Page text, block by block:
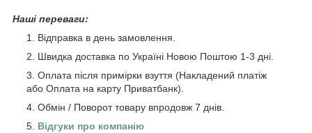
Наші переваги:
Відправка в день замовлення.
Швидка доставка по Україні Новою Поштою 1-3 дні.
Оплата після примірки взуття (Накладений платіж
або Оплата на карту Приватбанк).
Обмін / Поворот товару впродовж 7 днів.
Відгуки про компанію